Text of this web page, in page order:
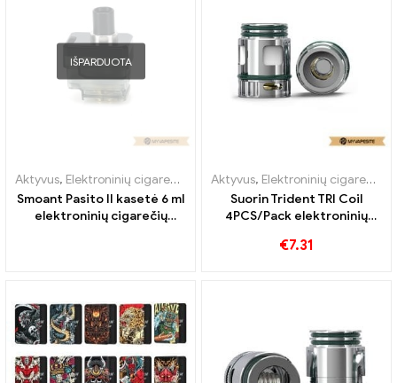
IŠPARDUOTA
Aktyvus, Elektroninių cigarečių priedai ,Garintuvas
Smoant Pasito II kasetė 6 ml
elektroninių cigarečių
Aktyvus, Elektroninių cigarečių priedai
Suorin Trident TRI Coil
4PCS/Pack elektroninių
prekyba 丨Custom
€7.31